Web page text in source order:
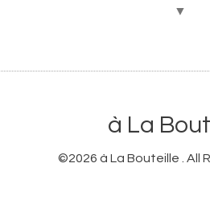
▼
à La
©2026 à La Bouteille . All